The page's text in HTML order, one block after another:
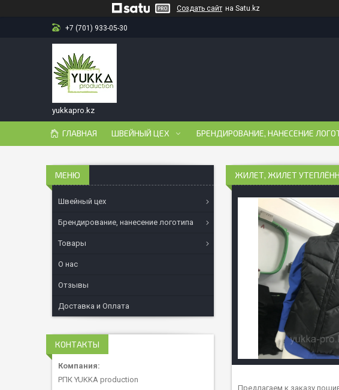
Создать сайт на Satu.kz
+7 (701) 933-05-30
yukkapro.kz
ГЛАВНАЯ ШВЕЙНЫЙ ЦЕХ БРЕНДИРОВАНИЕ, НАНЕСЕНИЕ
ЖИЛЕТ, ЖИЛЕТ
Предлагаем к заказу
Швейный цех
Брендирование, нанесение логотипа
Товары
О нас
Отзывы
Доставка и Оплата
КОНТАКТЫ
РПК YUKKA production